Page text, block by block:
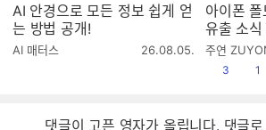
AI 안경으로 모든 정보 쉽게 얻
는 방법 공개!
AI 매터스
작
26.08.05.
아이폰
유출 소식
주연
공감
3 1
댓글이 고픈 영자가 올립니다. 댓글